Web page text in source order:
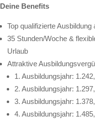
Deine Benefits
Top qualifizierte
35 Stunden/Woche &
Urlaub
Attraktive
1. Ausbildungsjahr:
2. Ausbildungsjahr:
3. Ausbildungsjahr:
4. Ausbildungsjahr: